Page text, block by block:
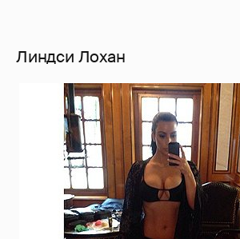
Линдси Лохан